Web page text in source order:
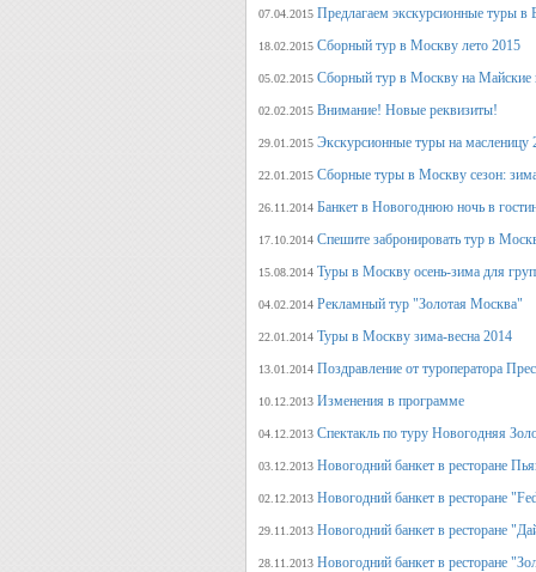
07.04.2015 Предлагаем экскурсионные туры в
18.02.2015 Сборный тур в Москву лето 2015
05.02.2015 Сборный тур в Москву на Майские
02.02.2015 Внимание! Новые реквизиты!
29.01.2015 Экскурсионные туры на масленицу
22.01.2015 Сборные туры в Москву сезон:
26.11.2014 Банкет в Новогоднюю ночь в
17.10.2014 Спешите забронировать тур в
15.08.2014 Туры в Москву осень-зима для
04.02.2014 Рекламный тур "Золотая Москва"
22.01.2014 Туры в Москву зима-весна 2014
13.01.2014 Поздравление от туроператора
10.12.2013 Изменения в программе
04.12.2013 Спектакль по туру Новогодняя
03.12.2013 Новогодний банкет в ресторане
02.12.2013 Новогодний банкет в ресторане
29.11.2013 Новогодний банкет в ресторане
28.11.2013 Новогодний банкет в ресторане